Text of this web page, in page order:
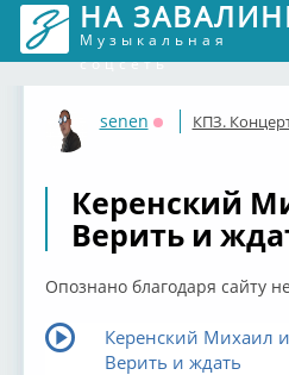
НА
Музыкальная
соцсеть
senen
Оффлайн
КПЗ.
Керенский
Верить и
Опознано благодаря сайту
Керенский Михаил
Верить и ждать